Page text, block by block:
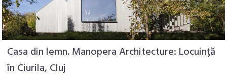
Casa din lemn. Manopera Architecture: Locuință
în Ciurila, Cluj